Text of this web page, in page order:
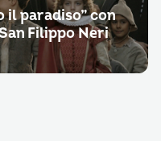
il paradiso” con
Filippo Neri